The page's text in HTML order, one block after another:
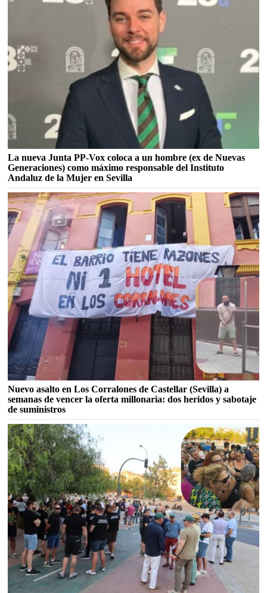
La nueva Junta PP-Vox coloca a un hombre (ex de Nuevas
Generaciones) como máximo responsable del Instituto
Andaluz de la Mujer en Sevilla
Nuevo asalto en Los Corralones de Castellar (Sevilla) a
semanas de vencer la oferta millonaria: dos heridos y sabotaje
de suministros